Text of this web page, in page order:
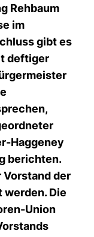
Rehbaum
im
gibt es
deftiger
Haggeney
berichten.
Vorstand der
werden. Die
Union